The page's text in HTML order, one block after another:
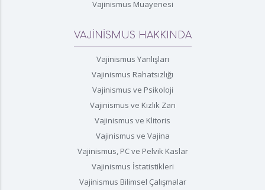
Vajinismus Muayenesi
VAJİNİSMUS HAKKINDA
Vajinismus Yanlışları
Vajinismus Rahatsızlığı
Vajinismus ve Psikoloji
Vajinismus ve Kızlık Zarı
Vajinismus ve Klitoris
Vajinismus ve Vajina
Vajinismus, PC ve Pelvik Kaslar
Vajinismus İstatistikleri
Vajinismus Bilimsel Çalışmalar